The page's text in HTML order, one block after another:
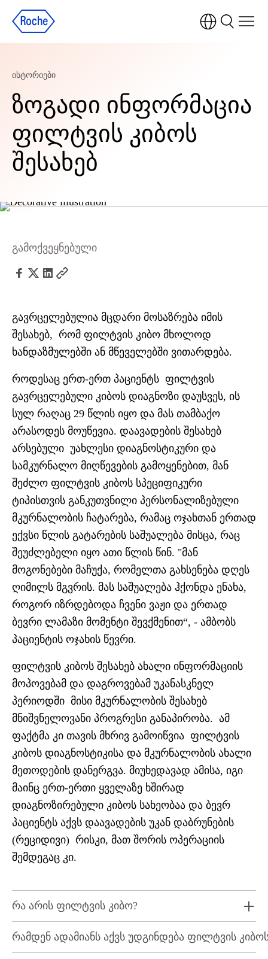
ისტორიები
ზოგადი ინფორმაცია
ფილტვის კიბოს
შესახებ
გამოქვეყნებული
გავრცელებულია მცდარი მოსაზრება იმის
შესახებ, რომ ფილტვის კიბო მხოლოდ
ხანდაზმულებში ან მწეველებში ვითარდება.
როდესაც ერთ-ერთ პაციენტს ფილტვის
გავრცელებული კიბოს დიაგნოზი დაუსვეს, ის
სულ რაღაც 29 წლის იყო და მას თამბაქო
არასოდეს მოუწევია. დაავადების შესახებ
არსებული უახლესი დიაგნოსტიკური და
სამკურნალო მიღწევების გამოყენებით, მან
შეძლო ფილტვის კიბოს სპეციფიკური
ტიპისთვის განკუთვნილი პერსონალიზებული
მკურნალობის ჩატარება, რამაც ოჯახთან ერთად
ექვსი წლის გატარების საშუალება მისცა, რაც
შეუძლებელი იყო ათი წლის წინ. "მან
მოგონებები მაჩუქა, რომელთა გახსენება დღეს
ღიმილს მგვრის. მას საშუალება ჰქონდა ენახა,
როგორ იზრდებოდა ჩვენი ვაჟი და ერთად
ბევრი ლამაზი მომენტი შევქმენით“, - ამბობს
პაციენტის ოჯახის წევრი.
ფილტვის კიბოს შესახებ ახალი ინფორმაციის
მოპოვებამ და დაგროვებამ უკანასკნელ
პერიოდში მისი მკურნალობის შესახებ
მნიშვნელოვანი პროგრესი განაპირობა. ამ
ფაქტმა კი თავის მხრივ გამოიწვია ფილტვის
კიბოს დიაგნოსტიკისა და მკურნალობის ახალი
მეთოდების დანერგვა. მიუხედავად ამისა, იგი
მაინც ერთ-ერთი ყველაზე ხშირად
დიაგნოზირებული კიბოს სახეობაა და ბევრ
პაციენტს აქვს დაავადების უკან დაბრუნების
(რეციდივი) რისკი, მათ შორის ოპერაციის
შემდეგაც კი.
რა არის ფილტვის კიბო?
რამდენ ადამიანს აქვს უდგინდება ფილტვის